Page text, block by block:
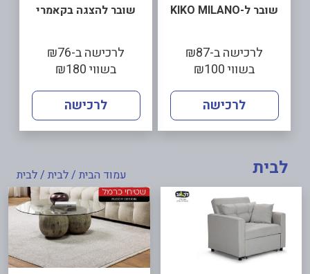
שובר ל-KIKO MILANO
לרכישה ב-₪87
בשווי ₪100
לרכישה
שובר להצגה בקאמרי
לרכישה ב-₪76
בשווי ₪180
לרכישה
עמוד הבית /לבית / לבית לבית